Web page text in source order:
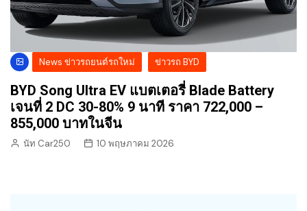
News ข่าวรถยนต์รถใหม่ ข่าวรถ BYD
BYD Song Ultra EV แบตเตอรี่ Blade Battery
เจนที่ 2 DC 30-80% 9 นาที ราคา 722,000 –
855,000 บาทในจีน
นัท Car250 10 พฤษภาคม 2026